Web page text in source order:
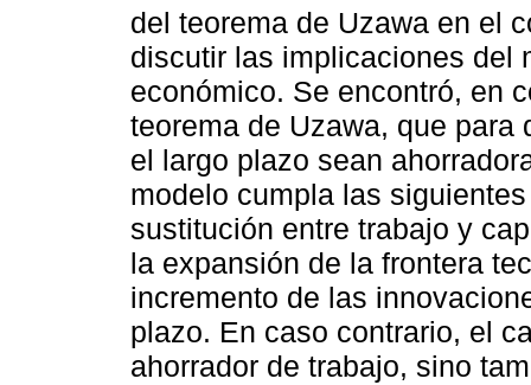
del teorema de Uzawa en el
discutir las implicaciones del
económico. Se encontró, en
teorema de Uzawa, que
el largo plazo sean
modelo cumpla las
sustitución entre trabajo y
la expansión de la frontera
incremento de las
plazo. En caso contrario, el
ahorrador de trabajo, sino